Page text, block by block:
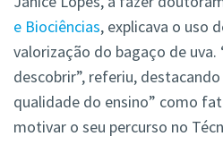
e Biociências, explicava o uso
valorização do bagaço de uva.
descobrir”, referiu,
qualidade do ensino” como
motivar o seu percurso no